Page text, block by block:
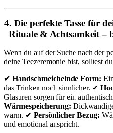
4. Die perfekte Tasse für
Rituale & Achtsamkeit –
Wenn du auf der Suche nach der
deine Teezeremonie bist, solltest
✔ Handschmeichelnde Form:
das Trinken noch sinnlicher. ✔
Glasuren sorgen für ein
Wärmespeicherung:
warm. ✔ Persönlicher Bezug:
und emotional anspricht.